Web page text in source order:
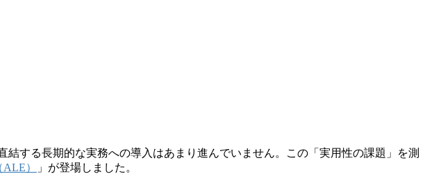
する長期的な実務への導入はあまり進んでいません。この「実用性の課題」を測
ALE） 」が登場しました。